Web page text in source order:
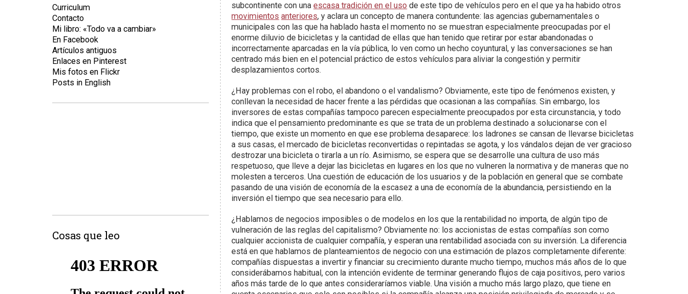
subcontinente con unaescasa tradición en el uso de este tipo de vehículos pero en el que ya ha habido otros
movimientos anteriores, y aclara un concepto de manera contundente: las agencias gubernamentales o
municipales con las que ha hablado hasta el momento no se muestran especialmente preocupadas por el
enorme diluvio de bicicletas y la cantidad de ellas que han tenido que retirar por estar abandonadas o
incorrectamente aparcadas en la vía pública, lo ven como un hecho coyuntural, y las conversaciones se han
centrado más bien en el potencial práctico de estos vehículos para aliviar la congestión y permitir
desplazamientos cortos.
¿Hay problemas con el robo, el abandono o el vandalismo? Obviamente, este tipo de fenómenos existen, y
conllevan la necesidad de hacer frente a las pérdidas que ocasionan a las compañías. Sin embargo, los
inversores de estas compañías tampoco parecen especialmente preocupados por esta circunstancia, y todo
indica que el pensamiento predominante es que se trata de un problema destinado a solucionarse con el
tiempo, que existe un momento en que ese problema desaparece: los ladrones se cansan de llevarse bicicletas
a sus casas, el mercado de bicicletas reconvertidas o repintadas se agota, y los vándalos dejan de ver gracioso
destrozar una bicicleta o tirarla a un río. Asimismo, se espera que se desarrolle una cultura de uso más
respetuoso, que lleve a dejar las bicicletas en lugares en los que no vulneren la normativa y de maneras que no
molesten a terceros. Una cuestión de educación de los usuarios y de la población en general que se combate
pasando de una visión de economía de la escasez a una de economía de la abundancia, persistiendo en la
inversión el tiempo que sea necesario para ello.
¿Hablamos de negocios imposibles o de modelos en los que la rentabilidad no importa, de algún tipo de
vulneración de las reglas del capitalismo? Obviamente no: los accionistas de estas compañías son como
cualquier accionista de cualquier compañía, y esperan una rentabilidad asociada con su inversión. La diferencia
está en que hablamos de planteamientos de negocio conuna estimación de plazos completamente diferente:
compañías dispuestas a invertir y financiar su crecimiento durante mucho tiempo, muchos más años de lo que
considerábamos habitual, con la intención evidente de terminar generando flujos de caja positivos, pero varios
años más tarde de lo que antes consideraríamos viable. Una visión a mucho más largo plazo, que tiene en
Curriculum
Contacto
Mi libro: «Todo va a cambiar»
En Facebook
Artículos antiguos
Enlaces en Pinterest
Mis fotos en Flickr
Posts in English
Cosas que leo